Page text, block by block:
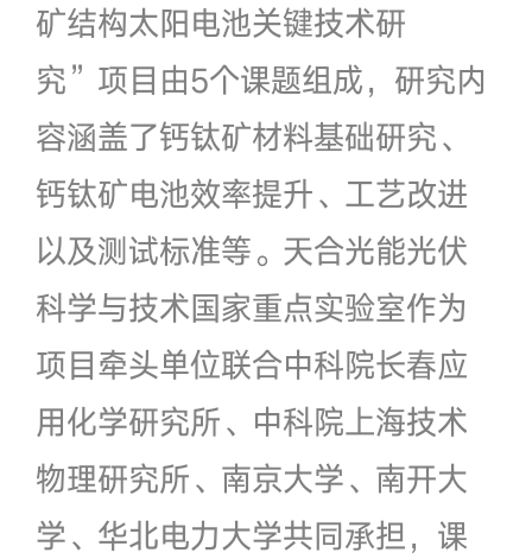
矿结构太阳电池关键技术研
究”项目由5个课题组成，研究内
容涵盖了钙钛矿材料基础研究、
钙钛矿电池效率提升、工艺改进
以及测试标准等。天合光能光伏
科学与技术国家重点实验室作为
项目牵头单位联合中科院长春应
用化学研究所、中科院上海技术
物理研究所、南京大学、南开大
学、华北电力大学共同承担，课